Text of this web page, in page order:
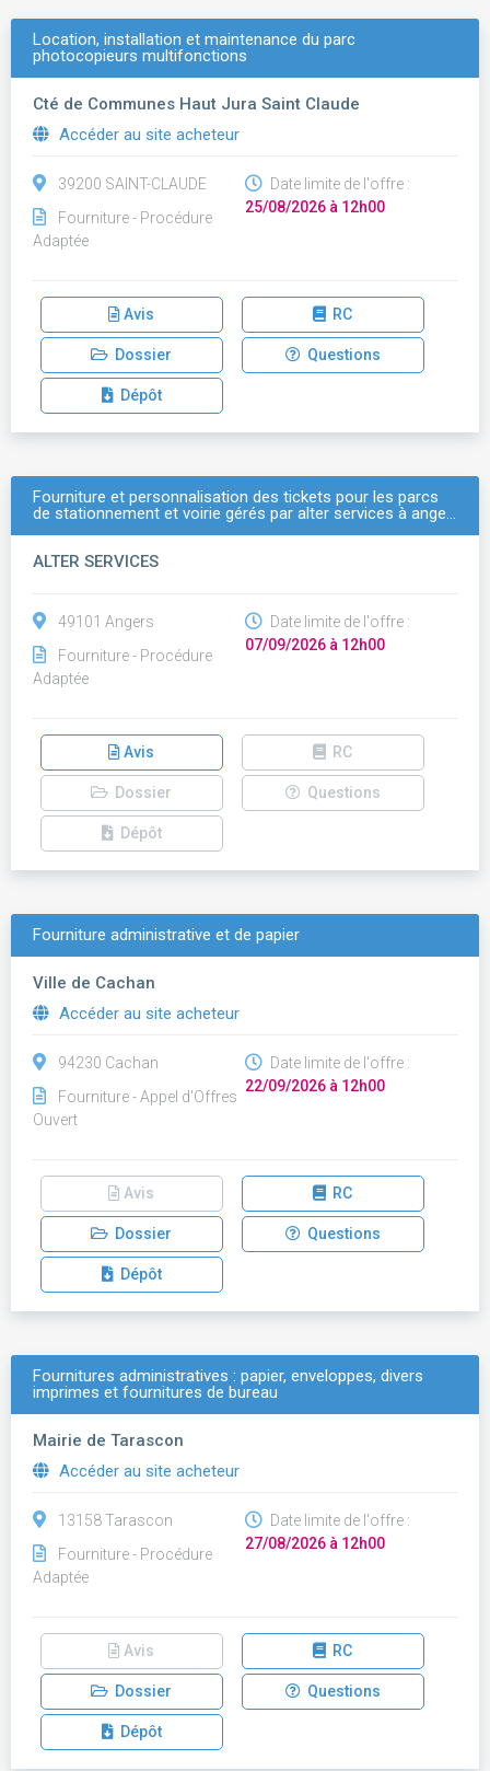
Location, installation et maintenance du parc
photocopieurs multifonctions
Cté de Communes Haut Jura Saint Claude
Accéder au site acheteur
39200 SAINT-CLAUDE
Fourniture - Procédure
Adaptée
Date limite de l'offre :
25/08/2026 à 12h00
Avis RC
Dossier Questions
Dépôt
Fourniture et personnalisation des tickets pour les parcs
de stationnement et voirie gérés par alter services à ange…
ALTER SERVICES
49101 Angers
Fourniture - Procédure
Adaptée
Date limite de l'offre :
07/09/2026 à 12h00
Avis RC
Dossier Questions
Dépôt
Fourniture administrative et de papier
Ville de Cachan
Accéder au site acheteur
94230 Cachan
Fourniture - Appel d'Offres
Ouvert
Date limite de l'offre :
22/09/2026 à 12h00
Avis RC
Dossier Questions
Dépôt
Fournitures administratives : papier, enveloppes, divers
imprimes et fournitures de bureau
Mairie de Tarascon
Accéder au site acheteur
13158 Tarascon
Fourniture - Procédure
Adaptée
Date limite de l'offre :
27/08/2026 à 12h00
Avis RC
Dossier Questions
Dépôt